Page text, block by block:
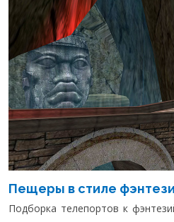
Пещеры в стиле фэнтези
Подборка телепортов к